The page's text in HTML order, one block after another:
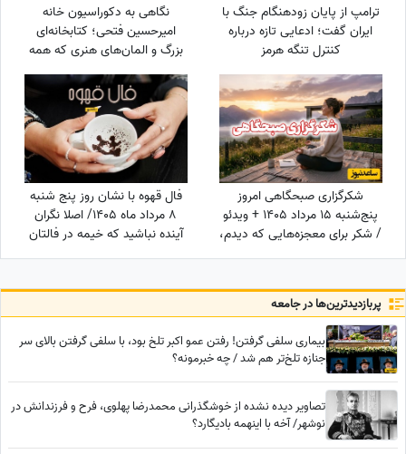
ترامپ از پایان زودهنگام جنگ با
ایران گفت؛ ادعایی تازه درباره
کنترل تنگه هرمز
نگاهی به دکوراسیون خانه
امیرحسین فتحی؛ کتابخانه‌ای
بزرگ و المان‌های هنری که همه
را غافلگیر کرد/ بیخود نیست
بهش میگن آقازاده سینمای ایران
شکرگزاری صبحگاهی امروز
پنج‌شنبه 15 مرداد 1405 + ویدئو
/ شکر برای معجزه‌هایی که دیدم،
برای نعمت‌هایی که هنوز
همین حالا در مسیر رسیدن به
من هستند
فال قهوه با نشان روز پنج شنبه
8 مرداد ماه 1405/ اصلا نگران
آینده نباشید که خیمه در فالتان
تامین مالی است و افزایش مال و
پربازدید‌ترین‌ها در جامعه
بیماری سلفی گرفتن! رفتن عمو اکبر تلخ بود، با سلفی گرفتن بالای سر
جنازه تلخ‌تر هم شد / چه خبرمونه؟
تصاویر دیده نشده از خوشگذرانی محمدرضا پهلوی، فرح و فرزندانش در
نوشهر/ آخه با اینهمه بادیگارد؟